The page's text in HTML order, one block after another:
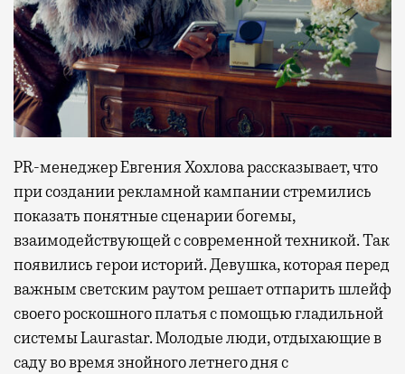
PR-менеджер Евгения Хохлова рассказывает, что
при создании рекламной кампании стремились
показать понятные сценарии богемы,
взаимодействующей с современной техникой. Так
появились герои историй. Девушка, которая перед
важным светским раутом решает отпарить шлейф
своего роскошного платья с помощью гладильной
системы Laurastar. Молодые люди, отдыхающие в
саду во время знойного летнего дня с